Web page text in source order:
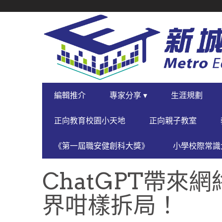
NAVIGATION
PRIMARY
NAVIGATION
編輯推介 專家分享 ▾ 生涯規劃
正向教育校園小天地 正向親子教室
《第一屆職安健創科大獎》 小學校際常
ChatGPT帶來網
界咁樣拆局！